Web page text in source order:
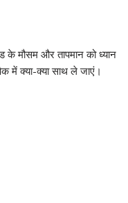
के मौसम और तापमान को ध्यान
में क्या-क्या साथ ले जाएं।